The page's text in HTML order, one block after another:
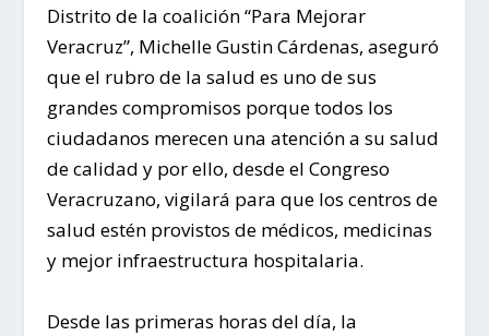
Distrito de la coalición “Para Mejorar
Veracruz”, Michelle Gustin Cárdenas, aseguró
que el rubro de la salud es uno de sus
grandes compromisos porque todos los
ciudadanos merecen una atención a su salud
de calidad y por ello, desde el Congreso
Veracruzano, vigilará para que los centros de
salud estén provistos de médicos, medicinas
y mejor infraestructura hospitalaria.
Desde las primeras horas del día, la